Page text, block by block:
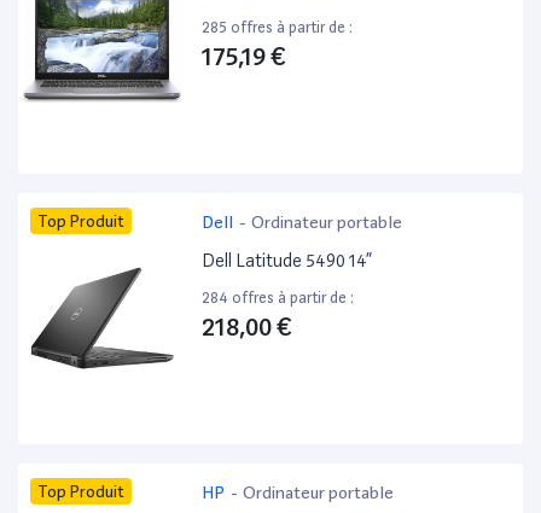
285 offres à partir de :
175,19 €
Top Produit Dell - Ordinateur portable
Dell Latitude 5490 14”
284 offres à partir de :
218,00 €
Top Produit HP - Ordinateur portable